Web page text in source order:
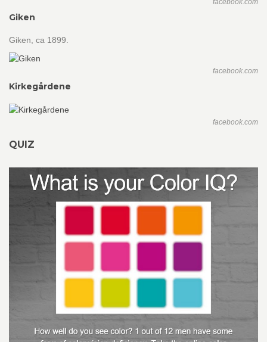
Giken
Giken, ca 1899.
facebook.com
Kirkegårdene
facebook.com
QUIZ